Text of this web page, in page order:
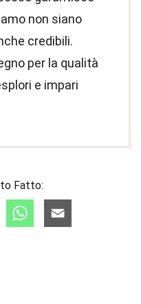
non siano
credibili.
per la qualità
e impari
Fatto: